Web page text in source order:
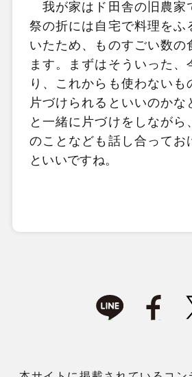
我が家はド田舎の旧農家
祭の折には自宅で料理をふ
いたため、ものすごい数の
ます。まずはそういった、
り、これからも使わないも
片づけられるといいのかな
と一緒に片づけをしながら
のことなども話し合ってお
といいですね。